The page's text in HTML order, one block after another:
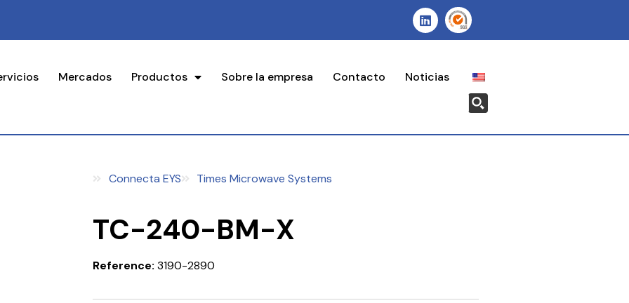
Mercados Productos Sobre la empresa Contacto Noticias
Connecta EYS Times Microwave Systems
TC-240-BM-X
Reference: 3190-2890